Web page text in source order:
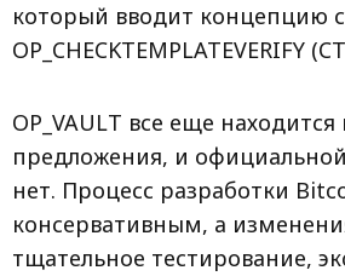
который вводит концепцию
OP_CHECKTEMPLATEVERIFY
OP_VAULT все еще
предложения, и
нет. Процесс разработки
консервативным, а
тщательное тестирование,